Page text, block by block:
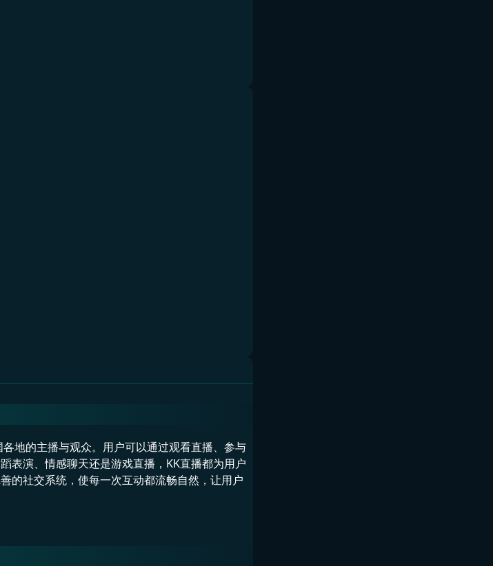
地的主播与观众。用户可以通过观看直播、参与
表演、情感聊天还是游戏直播，KK直播都为用户
的社交系统，使每一次互动都流畅自然，让用户